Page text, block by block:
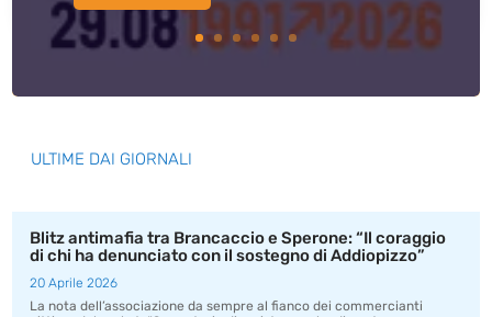
ULTIME DAI GIORNALI
Blitz antimafia tra Brancaccio e Sperone: “Il coraggio
di chi ha denunciato con il sostegno di Addiopizzo”
20 Aprile 2026
La nota dell’associazione da sempre al fianco dei commercianti